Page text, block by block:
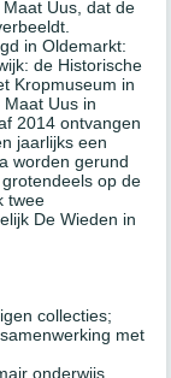
Uus, dat de
in Oldemarkt:
de Historische
Kropmuseum in
Maat Uus in
2014 ontvangen
jaarlijks een
worden gerund
op de
twee
De Wieden in
collecties;
met
onderwijs.